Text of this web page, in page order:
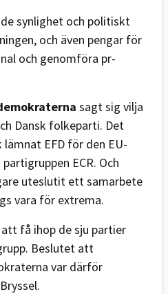
synlighet och politiskt
och även pengar för
och genomföra pr-
sagt sig vilja
Dansk folkeparti. Det
EFD för den EU-
ECR. Och
uteslutit ett samarbete
vara för extrema.
att få ihop de sju partier
Beslutet att
var därför